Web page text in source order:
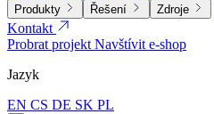
Produkty Řešení Zdroje
Kontakt
Probrat projektNavštívit e-shop
Jazyk
EN CS DE SK PL